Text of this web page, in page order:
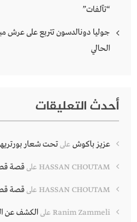
“تآلفات”
جوليا دونالدسون تتربع على عرش
الحالي
أحدث التعليقات
عزيز باكوش علىتحت شعار
HASSAN CHOUTAM علىقصة
HASSAN CHOUTAM علىقصة
Ranim Zammeli علىالكشف عن